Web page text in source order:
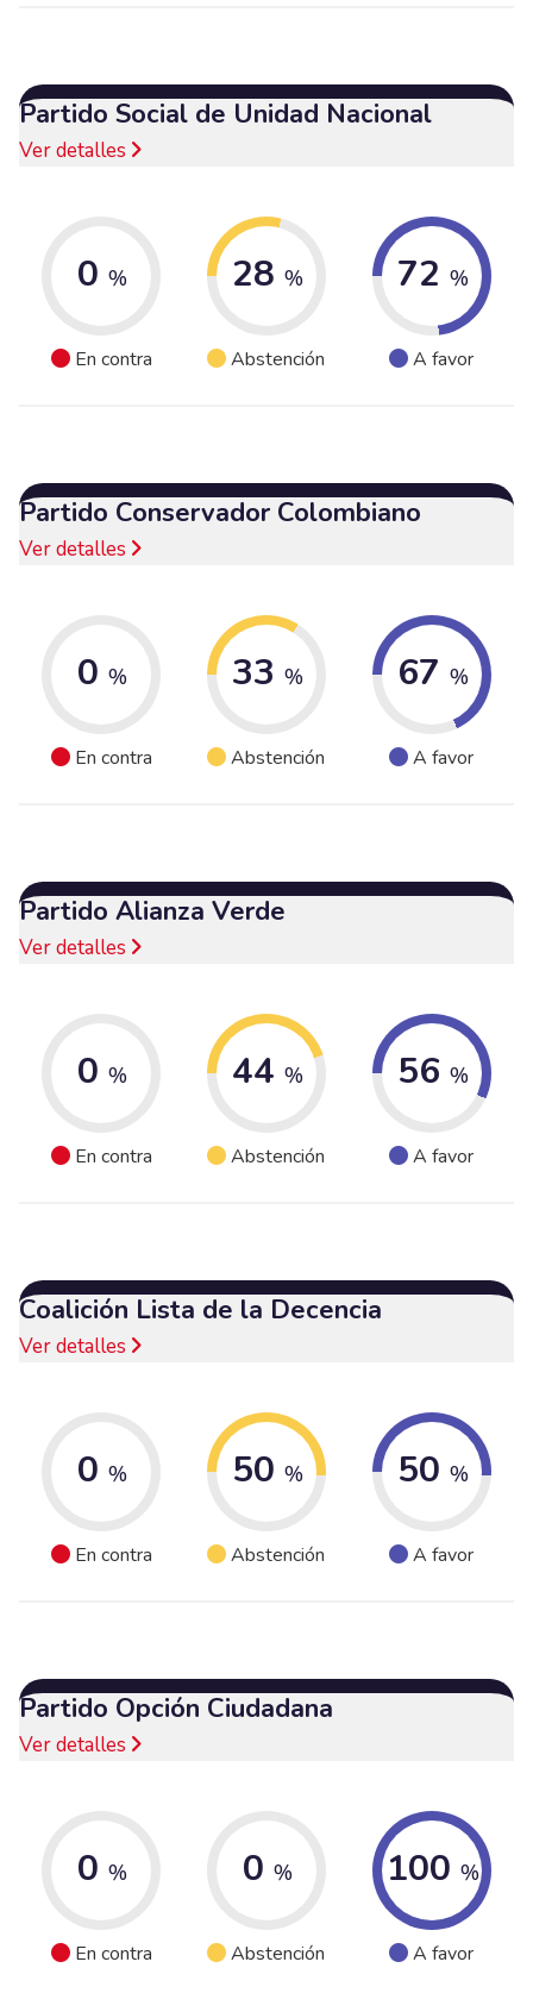
Partido Social de Unidad Nacional
Ver detalles
0 %
En contra
28 %
Abstención
72 %
A favor
Partido Conservador Colombiano
Ver detalles
0 %
En contra
33 %
Abstención
67 %
A favor
Partido Alianza Verde
Ver detalles
0 %
En contra
44 %
Abstención
56 %
A favor
Coalición Lista de la Decencia
Ver detalles
0 %
En contra
50 %
Abstención
50 %
A favor
Partido Opción Ciudadana
Ver detalles
0 %
En contra
0 %
Abstención
100 %
A favor